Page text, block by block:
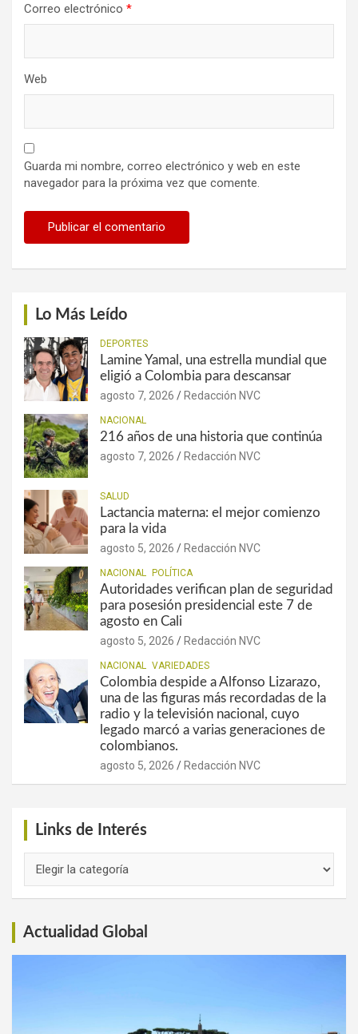
Correo electrónico *
Web
Guarda mi nombre, correo electrónico y web en este
navegador para la próxima vez que comente.
Lo Más Leído
DEPORTES
Lamine Yamal, una estrella mundial que
eligió a Colombia para descansar
agosto 7, 2026 Redacción NVC
NACIONAL
216 años de una historia que continúa
agosto 7, 2026 Redacción NVC
SALUD
Lactancia materna: el mejor comienzo
para la vida
agosto 5, 2026 Redacción NVC
NACIONAL POLÍTICA
Autoridades verifican plan de seguridad
para posesión presidencial este 7 de
agosto en Cali
agosto 5, 2026 Redacción NVC
NACIONAL VARIEDADES
Colombia despide a Alfonso Lizarazo,
una de las figuras más recordadas de la
radio y la televisión nacional, cuyo
legado marcó a varias generaciones de
colombianos.
agosto 5, 2026 Redacción NVC
Links de Interés
Actualidad Global